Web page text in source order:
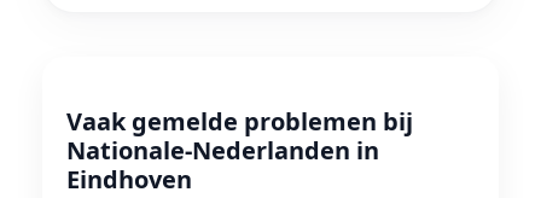
Vaak gemelde problemen bij
Nationale-Nederlanden in
Eindhoven